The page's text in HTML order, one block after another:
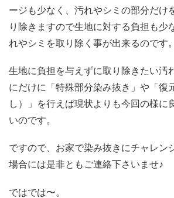
ージも少なく、汚れやシミの部分だけ
り除きますので生地に対する負担も少
れやシミを取り除く事が出来るのです。
生地に負担を与えずに取り除きたい汚
にだけに
「特殊部分染み抜き」や「復
し）」を行えば現状よりも今回の様に
いのです。
ですので、お家で染み抜きにチャレン
場合には是非ともご連絡下さいませ♪
ではでは〜。